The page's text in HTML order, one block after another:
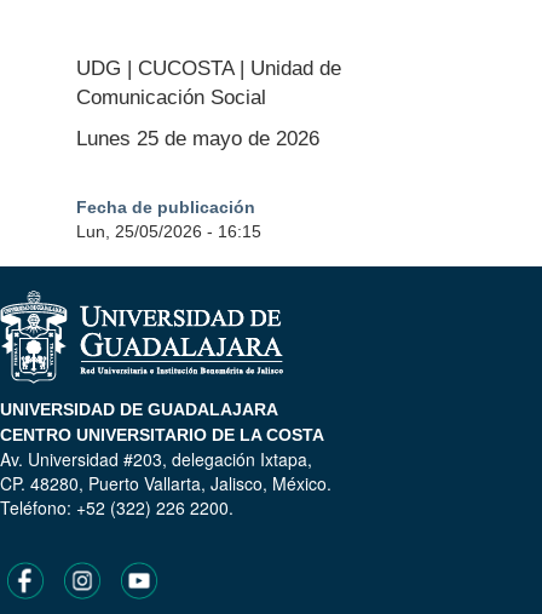
UDG | CUCOSTA | Unidad de
Comunicación Social
Lunes 25 de mayo de 2026
Fecha de publicación
Lun, 25/05/2026 - 16:15
UNIVERSIDAD DE GUADALAJARA
CENTRO UNIVERSITARIO DE LA COSTA
Av. Universidad #203, delegación Ixtapa,
CP. 48280, Puerto Vallarta, Jalisco, México.
Teléfono: +52 (322) 226 2200.